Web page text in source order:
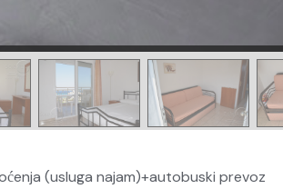
noćenja (usluga najam)+autobuski prevoz